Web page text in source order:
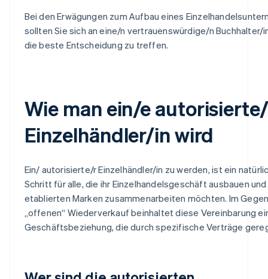
Bei den Erwägungen zum Aufbau eines
sollten Sie sich an eine/n vertrauenswürdige/n Buchhalter/
die beste Entscheidung zu treffen.
Wie man ein/e
Einzelhändler/in wird
Ein/ autorisierte/r Einzelhändler/in zu werden, ist ein
Schritt für alle, die ihr Einzelhandelsgeschäft ausbauen
etablierten Marken zusammenarbeiten möchten. Im
„offenen“ Wiederverkauf beinhaltet diese Vereinbarung
Geschäftsbeziehung, die durch spezifische Verträge